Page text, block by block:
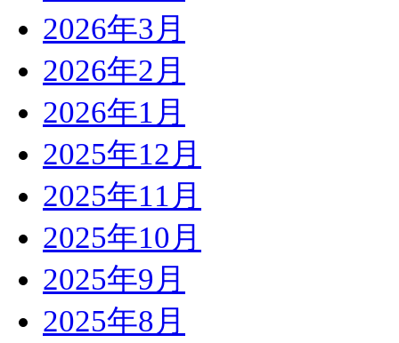
2026年3月
2026年2月
2026年1月
2025年12月
2025年11月
2025年10月
2025年9月
2025年8月